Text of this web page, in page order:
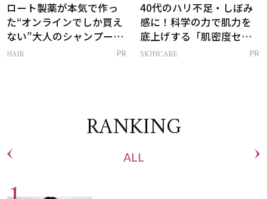
ロート製薬が本気で作っ
た“オンラインでしか買え
ない”大人のシャンプー＆
トリートメントって？
HAIR PR
40代のハリ不足・しぼみ
感に！科学の力で肌力を
底上げする「肌密度セラ
ム」
SKINCARE PR
RANKING
ALL